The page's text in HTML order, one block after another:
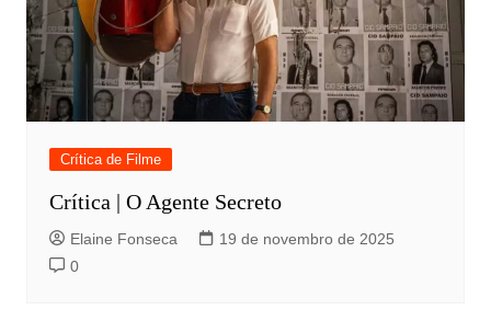
Crítica de Filme
Crítica | O Agente Secreto
Elaine Fonseca
19 de novembro de 2025
0